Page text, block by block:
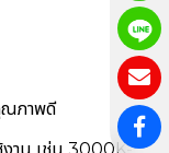
ณภาพดี